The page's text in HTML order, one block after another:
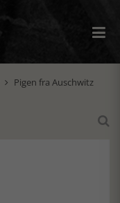
 Pigen fra Auschwitz
